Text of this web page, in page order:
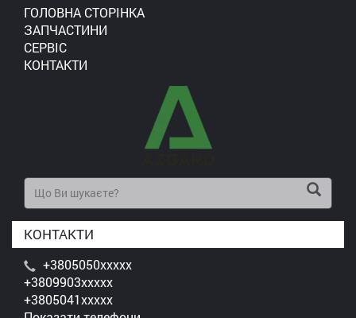
ГОЛОВНА СТОРІНКА
ЗАПЧАСТИНИ
СЕРВІС
КОНТАКТИ
КОНТАКТИ
+3805050xxxxx
+3809903xxxxx
+3805041xxxxx